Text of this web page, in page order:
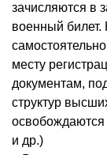
зачисляются в
военный билет.
месту
документам,
структур
и др.)